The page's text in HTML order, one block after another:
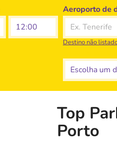
Aeroporto de
Destino não
Top
Porto